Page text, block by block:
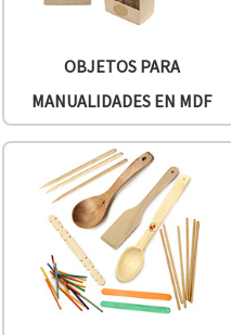
OBJETOS PARA
MANUALIDADES EN MDF